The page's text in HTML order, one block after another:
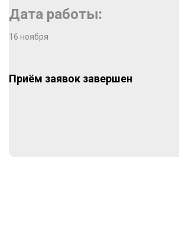
Дата работы:
16 ноября
Приём заявок завершен